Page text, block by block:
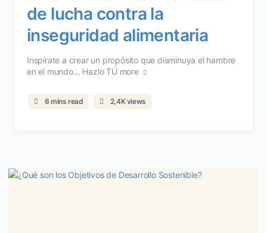
de lucha contra la
inseguridad alimentaria
Inspírate a crear un propósito que disminuya el hambre
en el mundo… Hazlo TÚ more
6 mins read 2,4K views